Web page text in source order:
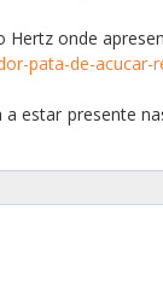
Hertz onde
pata-de-acucar-
estar presente